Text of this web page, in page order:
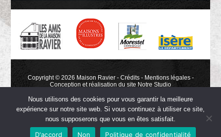
Nous utilisons des cookies pour vous garantir la meilleure
expérience sur notre site web. Si vous continuez à utiliser ce site,
nous supposerons que vous en êtes satisfait.
D'accord Non Politique de confidentialité
Copyright © 2026 Maison Ravier - Crédits- Mentions légales-
Conception et réalisation du site Notre Studio